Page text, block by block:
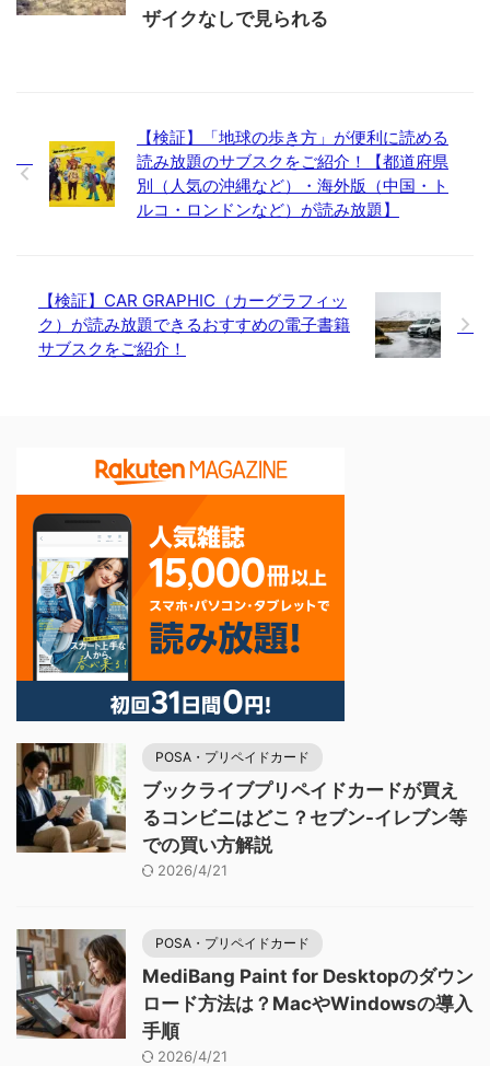
ザイクなしで見られる
【検証】「地球の歩き方」が便利に読める
読み放題のサブスクをご紹介！【都道府県
別（人気の沖縄など）・海外版（中国・ト
ルコ・ロンドンなど）が読み放題】
【検証】CAR GRAPHIC（カーグラフィッ
ク）が読み放題できるおすすめの電子書籍
サブスクをご紹介！
POSA・プリペイドカード
ブックライブプリペイドカードが買え
るコンビニはどこ？セブン-イレブン等
での買い方解説
2026/4/21
POSA・プリペイドカード
MediBang Paint for Desktopのダウン
ロード方法は？MacやWindowsの導入
手順
2026/4/21